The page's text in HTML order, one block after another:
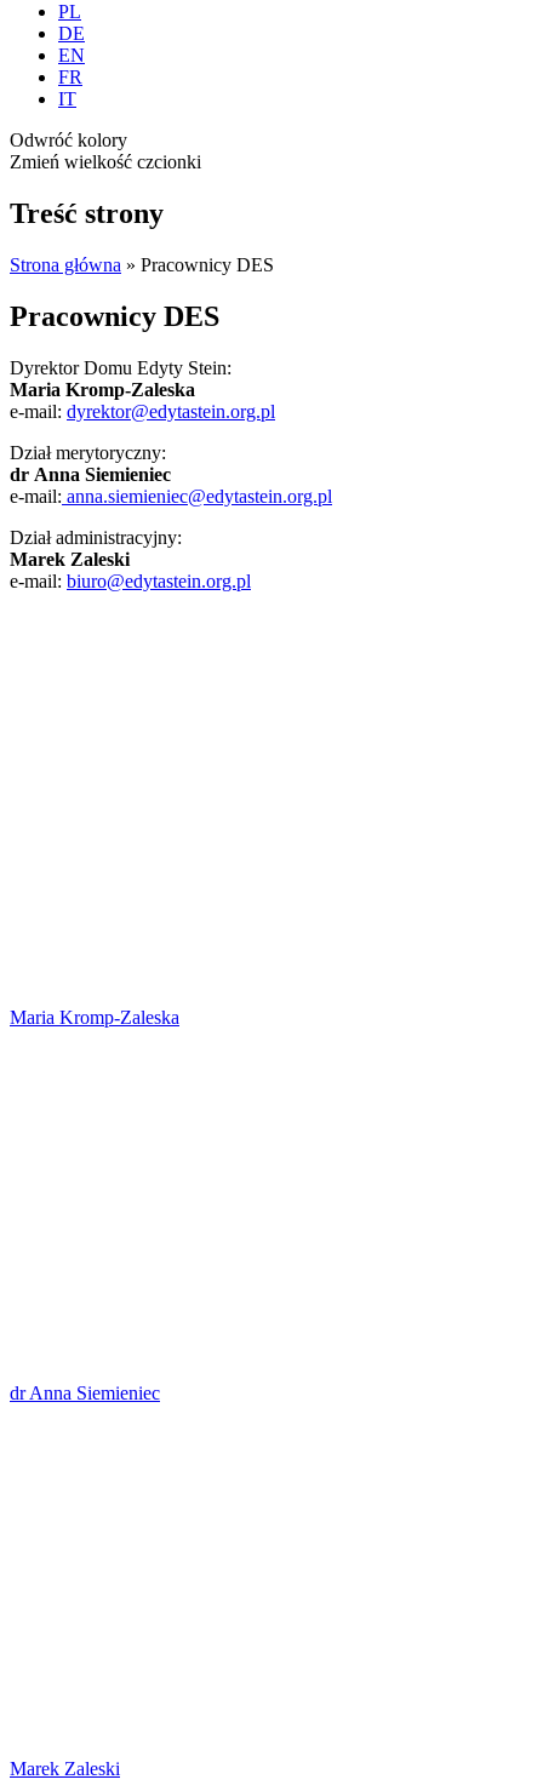
PL
DE
EN
FR
IT
Odwróć kolory
Zmień wielkość czcionki
Treść strony
Strona główna » Pracownicy DES
Pracownicy DES
Dyrektor Domu Edyty Stein:
Maria Kromp-Zaleska
e-mail: dyrektor@edytastein.org.pl
Dział merytoryczny:
dr Anna Siemieniec
e-mail: anna.siemieniec@edytastein.org.pl
Dział administracyjny:
Marek Zaleski
e-mail: biuro@edytastein.org.pl
Maria Kromp-Zaleska
dr Anna Siemieniec
Marek Zaleski